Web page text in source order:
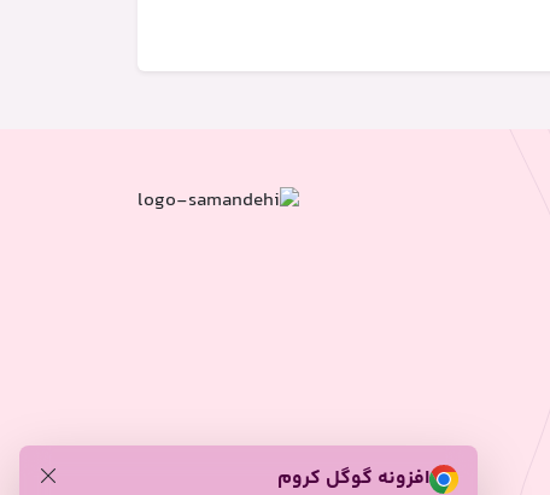
افزونه گوگل کروم